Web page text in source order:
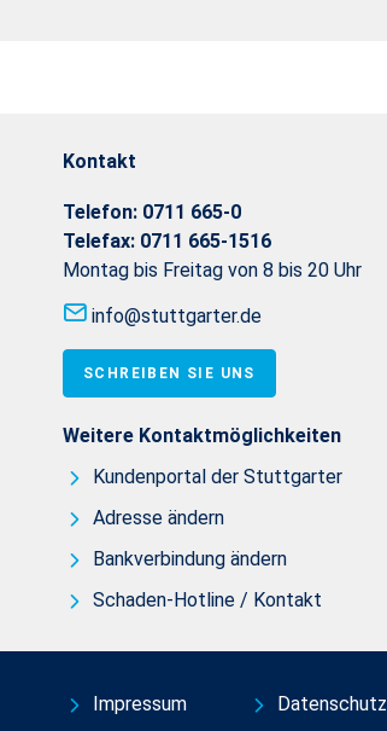
Kontakt
Telefon: 0711 665-0
Telefax: 0711 665-1516
Montag bis Freitag von 8 bis 20 Uhr
info@stuttgarter.de
SCHREIBEN SIE UNS
Weitere Kontaktmöglichkeiten
Kundenportal der Stuttgarter
Adresse ändern
Bankverbindung ändern
Schaden-Hotline / Kontakt
Impressum Datenschutz